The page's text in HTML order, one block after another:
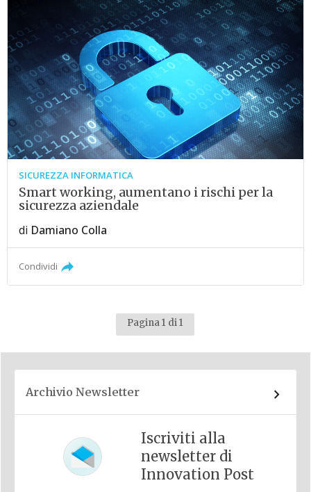
SICUREZZA INFORMATICA
Smart working, aumentano i rischi per la
sicurezza aziendale
di Damiano Colla
Condividi
Pagina 1 di 1
Archivio Newsletter
Iscriviti alla
newsletter di
Innovation Post